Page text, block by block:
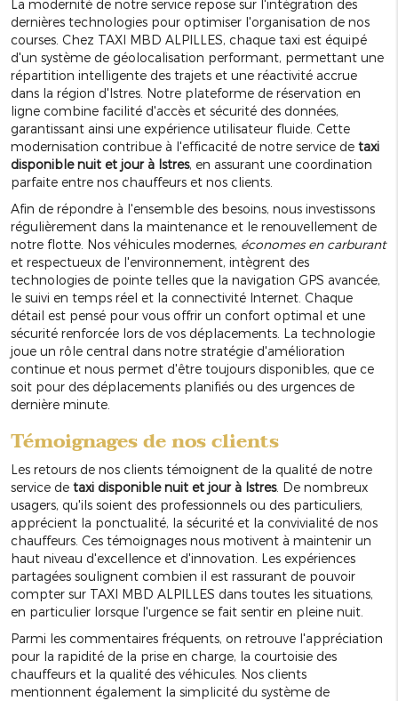
La modernité de notre service repose sur l'intégration des
dernières technologies pour optimiser l'organisation de nos
courses. Chez TAXI MBD ALPILLES, chaque taxi est équipé
d'un système de géolocalisation performant, permettant une
répartition intelligente des trajets et une réactivité accrue
dans la région d'Istres. Notre plateforme de réservation en
ligne combine facilité d'accès et sécurité des données,
garantissant ainsi une expérience utilisateur fluide. Cette
modernisation contribue à l'efficacité de notre service de taxi
disponible nuit et jour à Istres, en assurant une coordination
parfaite entre nos chauffeurs et nos clients.
Afin de répondre à l'ensemble des besoins, nous investissons
régulièrement dans la maintenance et le renouvellement de
notre flotte. Nos véhicules modernes, économes en carburant
et respectueux de l'environnement, intègrent des
technologies de pointe telles que la navigation GPS avancée,
le suivi en temps réel et la connectivité Internet. Chaque
détail est pensé pour vous offrir un confort optimal et une
sécurité renforcée lors de vos déplacements. La technologie
joue un rôle central dans notre stratégie d'amélioration
continue et nous permet d'être toujours disponibles, que ce
soit pour des déplacements planifiés ou des urgences de
dernière minute.
Témoignages de nos clients
Les retours de nos clients témoignent de la qualité de notre
service de taxi disponible nuit et jour à Istres. De nombreux
usagers, qu'ils soient des professionnels ou des particuliers,
apprécient la ponctualité, la sécurité et la convivialité de nos
chauffeurs. Ces témoignages nous motivent à maintenir un
haut niveau d'excellence et d'innovation. Les expériences
partagées soulignent combien il est rassurant de pouvoir
compter sur TAXI MBD ALPILLES dans toutes les situations,
en particulier lorsque l'urgence se fait sentir en pleine nuit.
Parmi les commentaires fréquents, on retrouve l'appréciation
pour la rapidité de la prise en charge, la courtoisie des
chauffeurs et la qualité des véhicules. Nos clients
mentionnent également la simplicité du système de